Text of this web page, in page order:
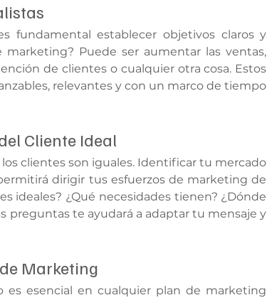
fundamental establecer objetivos claros y
Puede ser aumentar las ventas,
de clientes o cualquier otra cosa. Estos
relevantes y con un marco de tiempo
Cliente Ideal
clientes son iguales. Identificar tu mercado
dirigir tus esfuerzos de marketing de
ideales? ¿Qué necesidades tienen? ¿Dónde
preguntas te ayudará a adaptar tu mensaje y
Marketing
es esencial en cualquier plan de marketing